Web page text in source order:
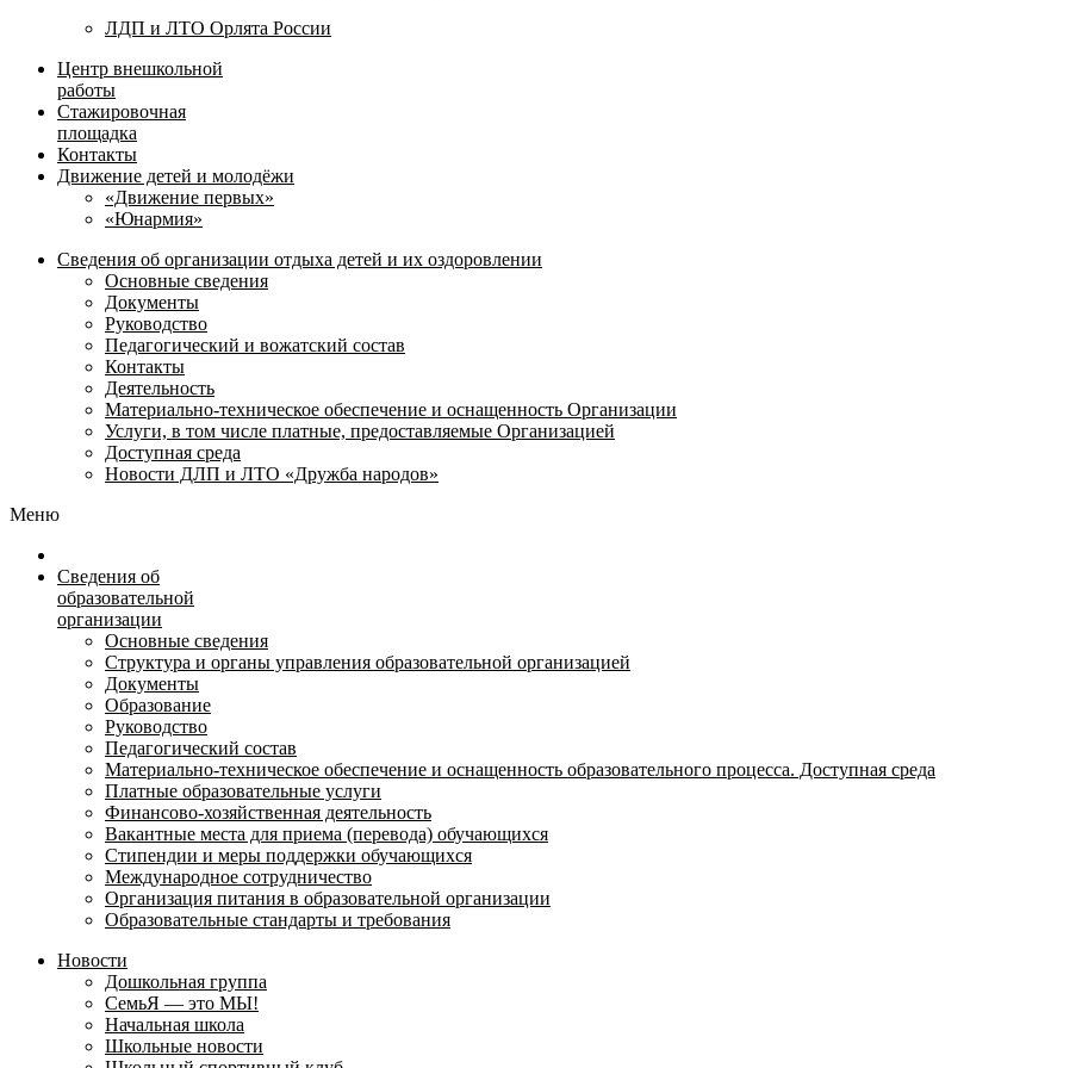
ЛДП и ЛТО Орлята России
Центр внешкольной
работы
Стажировочная
площадка
Контакты
Движение детей и молодёжи
«Движение первых»
«Юнармия»
Сведения об организации отдыха детей и их оздоровлении
Основные сведения
Документы
Руководство
Педагогический и вожатский состав
Контакты
Деятельность
Материально-техническое обеспечение и оснащенность Организации
Услуги, в том числе платные, предоставляемые Организацией
Доступная среда
Новости ДЛП и ЛТО «Дружба народов»
Меню
Сведения об
образовательной
организации
Основные сведения
Структура и органы управления образовательной организацией
Документы
Образование
Руководство
Педагогический состав
Материально-техническое обеспечение и оснащенность образовательного процесса. Доступная среда
Платные образовательные услуги
Финансово-хозяйственная деятельность
Вакантные места для приема (перевода) обучающихся
Стипендии и меры поддержки обучающихся
Международное сотрудничество
Организация питания в образовательной организации
Образовательные стандарты и требования
Новости
Дошкольная группа
СемьЯ — это МЫ!
Начальная школа
Школьные новости